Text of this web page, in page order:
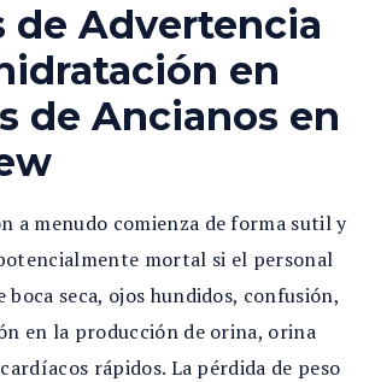
de Advertencia
en
de Ancianos en
a menudo comienza de forma sutil y
mortal si el personal
boca seca, ojos hundidos, confusión,
en la producción de orina, orina
rápidos. La pérdida de peso